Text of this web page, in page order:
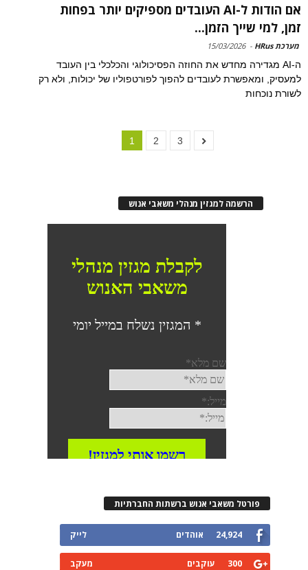
אם הודות ל-AI העובדים מספיקים יותר בפחות
זמן, למי שייך הזמן...
מערכת HRus -
15/03/2026
ה-AI מגדירה מחדש את החוזה הפסיכולוגי והכלכלי בין העובד
למעסיק, ומאפשרת לעובדים להפוך לפורטפוליו של יכולות, ולא רק
לשורת נוכחות
1 2 3
הרשמה למגזין מנהלי משאבי אנוש
פורטל משאבי אנוש ברשתות החברתיות
24,924 אוהדים לייק
300 עוקבים מעקב